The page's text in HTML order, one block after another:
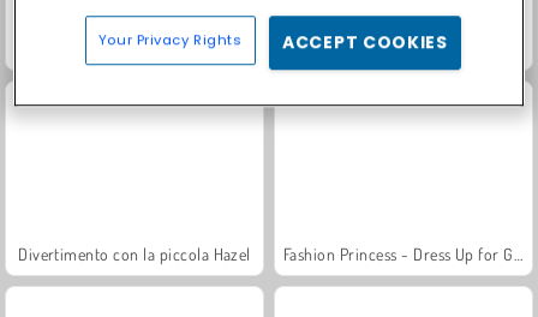
Piccola Hazel: frattura alla mano Baby Hazel Stomach Care
Divertimento con la piccola Hazel
Your Privacy Rights ACCEPT COOKIES